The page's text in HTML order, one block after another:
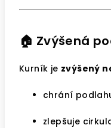
🏠 Zvýšená
Kurník je zvýšený
chrání
zlepšuje